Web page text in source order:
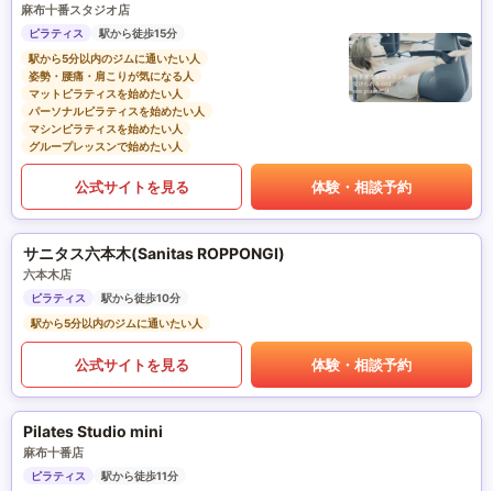
麻布十番スタジオ店
ピラティス
駅から徒歩15分
駅から5分以内のジムに通いたい人
姿勢・腰痛・肩こりが気になる人
マットピラティスを始めたい人
パーソナルピラティスを始めたい人
マシンピラティスを始めたい人
グループレッスンで始めたい人
公式サイトを見る 体験・相談予約
サニタス六本木(Sanitas ROPPONGI)
六本木店
ピラティス
駅から徒歩10分
駅から5分以内のジムに通いたい人
公式サイトを見る 体験・相談予約
Pilates Studio mini
麻布十番店
ピラティス 駅から徒歩11分